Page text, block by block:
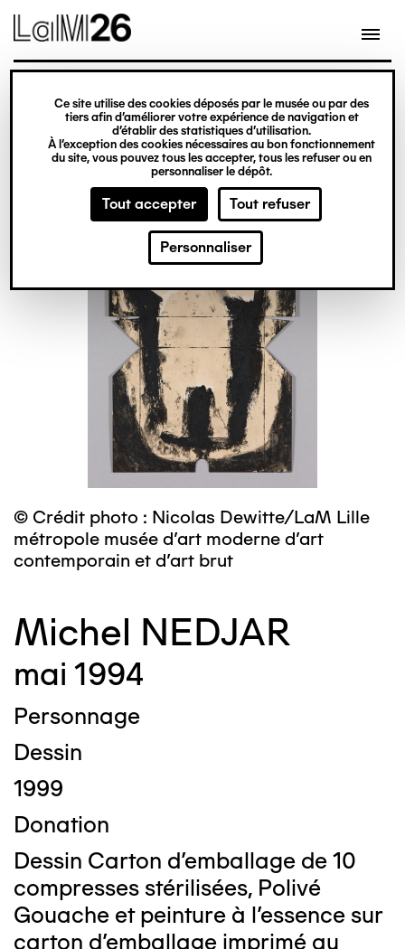
Gestion des cookies
Ce site utilise des cookies déposés par le musée ou par des
tiers afin d’améliorer votre expérience de navigation et
d’établir des statistiques d’utilisation.
À l’exception des cookies nécessaires au bon fonctionnement
du site, vous pouvez tous les accepter, tous les refuser ou en
personnaliser le dépôt.
Tout accepter Tout refuser
Personnaliser
contenu
© Crédit photo : Nicolas Dewitte/LaM Lille
métropole musée d’art moderne d’art
contemporain et d’art brut
Michel NEDJAR
mai 1994
Personnage
Dessin
1999
Donation
Dessin Carton d'emballage de 10
compresses stérilisées, Polivé
Gouache et peinture à l'essence sur
carton d'emballage imprimé au